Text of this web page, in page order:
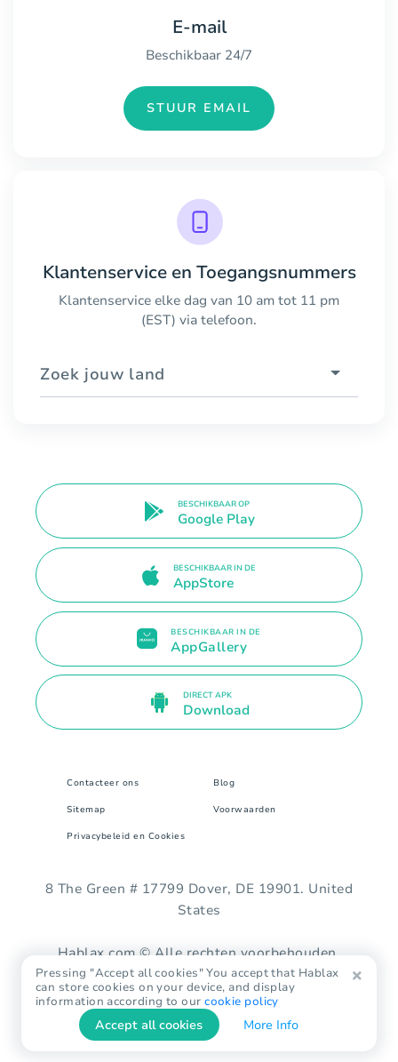
E-mail
Beschikbaar 24/7
STUUR EMAIL
Klantenservice en Toegangsnummers
Klantenservice elke dag van 10 am tot 11 pm
(EST) via telefoon.
Zoek jouw land
BESCHIKBAAR OP
Google Play
BESCHIKBAAR IN DE
AppStore
BESCHIKBAAR IN DE
AppGallery
DIRECT APK
Download
Contacteer ons Blog
Sitemap Voorwaarden
Privacybeleid en Cookies
8 The Green # 17799 Dover, DE 19901. United
States
Hablax.com © Alle rechten voorbehouden.
Pressing "Accept all cookies" You accept that Hablax
can store cookies on your device, and display
information according to ourcookie policy
Accept all cookies More Info